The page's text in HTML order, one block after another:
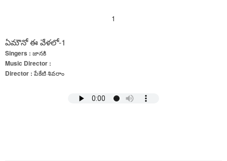
1
ఏమౌనో ఈ వేళలో-1
Singers : జానకి
Music Director :
Director :పేకేటి శివరాం